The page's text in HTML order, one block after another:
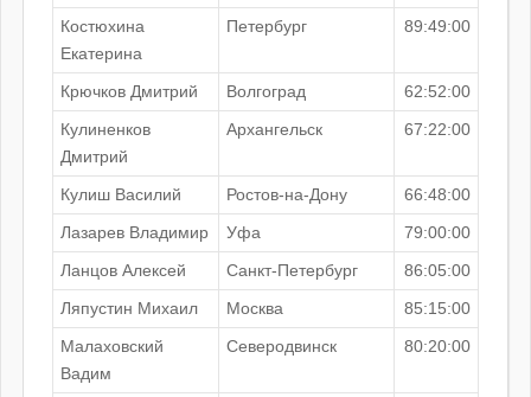
Костюхина
Екатерина
Петербург 89:49:00
Крючков Дмитрий Волгоград
62:52:00
Кулиненков
Дмитрий
Архангельск 67:22:00
Кулиш Василий Ростов-на-Дону
66:48:00
Лазарев Владимир
Уфа
79:00:00
Ланцов Алексей
Санкт-Петербург
86:05:00
Ляпустин Михаил
Москва
85:15:00
Малаховский
Вадим
Северодвинск 80:20:00